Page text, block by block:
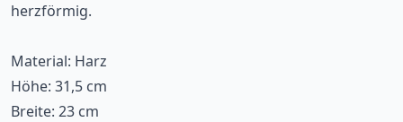
herzförmig.
Material: Harz
Höhe: 31,5 cm
Breite: 23 cm